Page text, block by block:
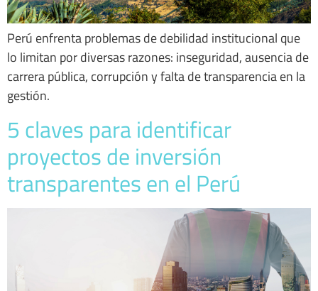
Perú enfrenta problemas de debilidad institucional que
lo limitan por diversas razones: inseguridad, ausencia de
carrera pública, corrupción y falta de transparencia en la
gestión.
5 claves para identificar
proyectos de inversión
transparentes en el Perú